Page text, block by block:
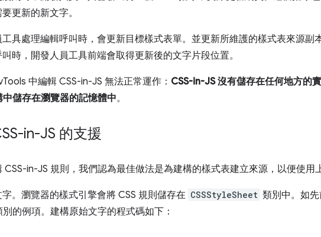
更新的新文字。
具處理編輯呼叫時，會更新目標樣式表單。並更新所維護的樣式表來源副
時，開發人員工具前端會取得更新後的文字片段位置。
中編輯 CSS-in-JS 無法正常運作： CSS-in-JS 沒有儲存在任何地方的
儲存在瀏覽器的記憶體中。
in-JS 的支援
CSS-in-JS 規則，我們認為最佳做法是為建構的樣式表建立來源，以便使用
。瀏覽器的樣式引擎會將 CSS 規則儲存在 CSSStyleSheet 類別中。如
的例項。建構原始文字的程式碼如下：